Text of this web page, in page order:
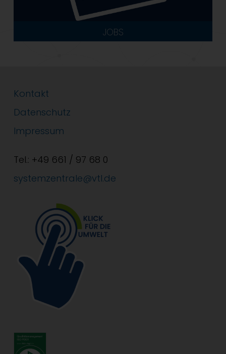
JOBS
Kontakt
Datenschutz
Impressum
Tel.: +49 661 / 97 68 0
systemzentrale@vtl.de